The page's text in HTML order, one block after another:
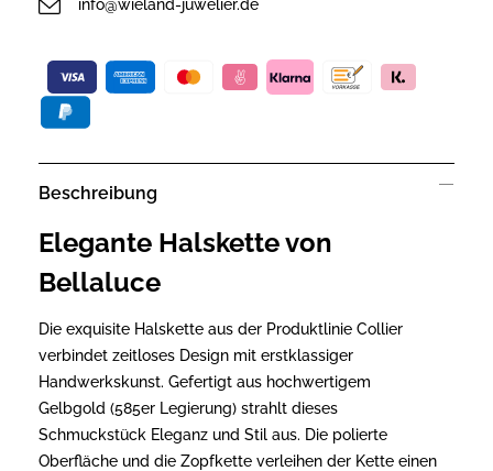
info@wieland-juwelier.de
Beschreibung
Elegante Halskette von
Bellaluce
Die exquisite Halskette aus der Produktlinie Collier
verbindet zeitloses Design mit erstklassiger
Handwerkskunst. Gefertigt aus hochwertigem
Gelbgold (585er Legierung) strahlt dieses
Schmuckstück Eleganz und Stil aus. Die polierte
Oberfläche und die Zopfkette verleihen der Kette einen